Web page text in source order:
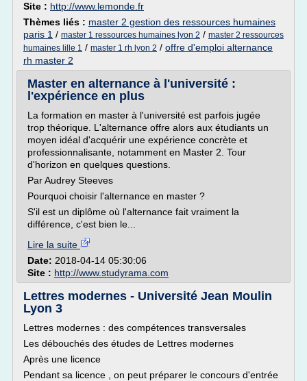
Site : http://www.lemonde.fr
Thèmes liés : master 2 gestion des ressources humaines
paris 1 / master 1 ressources humaines lyon 2 / master 2 ressources
humaines lille 1 / master 1 rh lyon 2 / offre d'emploi alternance
rh master 2
Master en alternance à l'université :
l'expérience en plus
La formation en master à l'université est parfois jugée
trop théorique. L'alternance offre alors aux étudiants un
moyen idéal d'acquérir une expérience concrète et
professionnalisante, notamment en Master 2. Tour
d'horizon en quelques questions.
Par Audrey Steeves
Pourquoi choisir l'alternance en master ?
S'il est un diplôme où l'alternance fait vraiment la
différence, c'est bien le...
Lire la suite
Date: 2018-04-14 05:30:06
Site : http://www.studyrama.com
Lettres modernes - Université Jean Moulin
Lyon 3
Lettres modernes : des compétences transversales
Les débouchés des études de Lettres modernes
Après une licence
Pendant sa licence , on peut préparer le concours d'entrée